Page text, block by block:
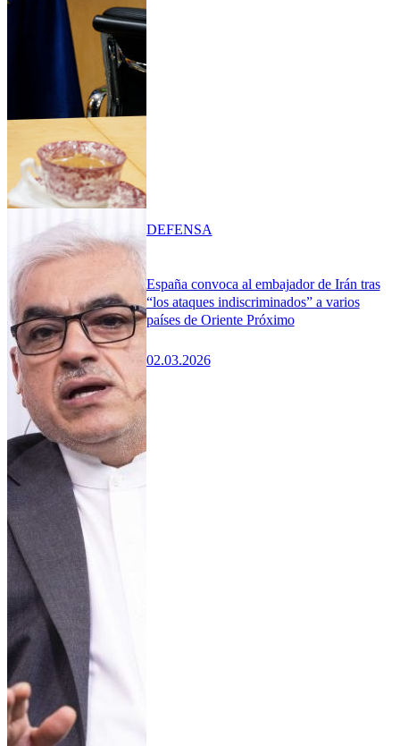
España convoca al embajador de Irán tras
“los ataques indiscriminados” a varios
países de Oriente Próximo
02.03.2026
DEFENSA